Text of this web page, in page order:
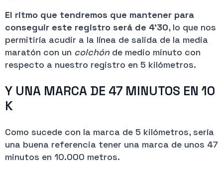
El ritmo que tendremos que mantener para
conseguir este registro será de 4’30, lo que nos
permitiría acudir a la línea de salida de la media
maratón con un colchónde medio minuto con
respecto a nuestro registro en 5 kilómetros.
Y UNA MARCA DE 47 MINUTOS EN 10
K
Como sucede con la marca de 5 kilómetros, sería
una buena referencia tener una marca de unos 47
minutos en 10.000 metros.